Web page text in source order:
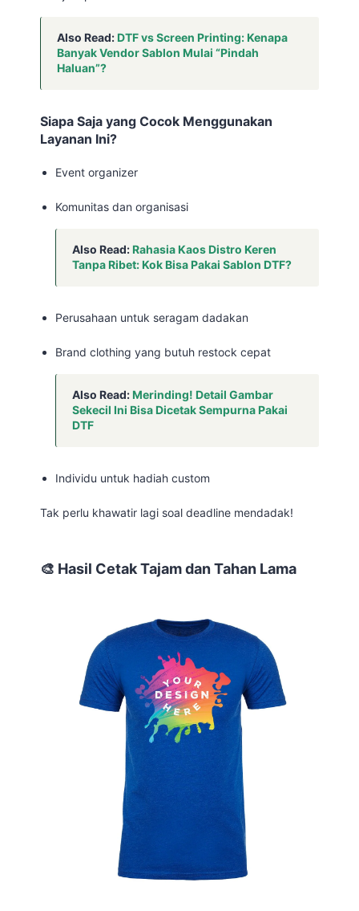
Also Read:DTF vs Screen Printing: Kenapa
Banyak Vendor Sablon Mulai “Pindah
Haluan”?
Siapa Saja yang Cocok Menggunakan
Layanan Ini?
Event organizer
Komunitas dan organisasi
Also Read:Rahasia Kaos Distro Keren
Tanpa Ribet: Kok Bisa Pakai Sablon DTF?
Perusahaan untuk seragam dadakan
Brand clothing yang butuh restock cepat
Also Read:Merinding! Detail Gambar
Sekecil Ini Bisa Dicetak Sempurna Pakai
DTF
Individu untuk hadiah custom
Tak perlu khawatir lagi soal deadline mendadak!
🎨 Hasil Cetak Tajam dan Tahan Lama